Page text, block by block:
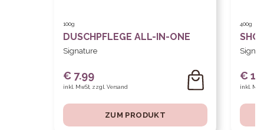
100g
DUSCHPFLEGE ALL-IN-ONE
Signature
€ 7.99
inkl. MwSt, zzgl. Versand
ZUM PRODUKT
400g
€
inkl.